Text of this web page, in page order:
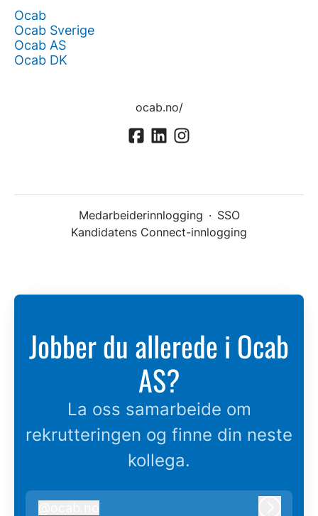
Ocab
Ocab Sverige
Ocab AS
Ocab DK
ocab.no/
Medarbeiderinnlogging · SSO
Kandidatens Connect-innlogging
Jobber du allerede i Ocab
AS?
La oss samarbeide om
rekrutteringen og finne din neste
kollega.